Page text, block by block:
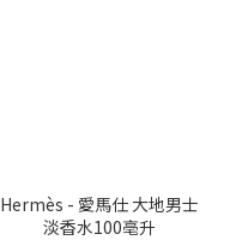
Hermès - 愛馬仕 大地男士
淡香水100亳升